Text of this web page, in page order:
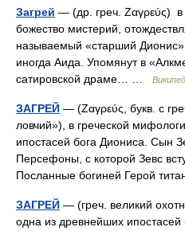
Загрей — (др. греч. Ζαγρεύς) в
божество мистерий,
называемый «старший
иногда Аида. Упомянут в
сатировской драме… …
ЗАГРЕЙ — (Ζαγρεύς, букв. с
ловчий»), в греческой
ипостасей бога Диониса. Сын
Персефоны, с которой Зевс
Посланные богиней Герой
ЗАГРЕЙ — (греч. великий
одна из древнейших